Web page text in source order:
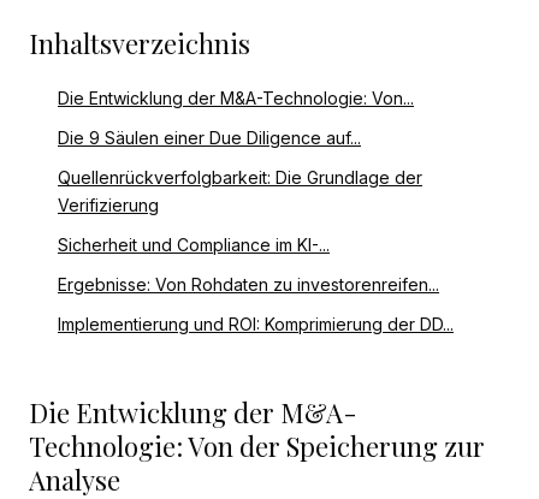
Inhaltsverzeichnis
Die Entwicklung der M&A-Technologie: Von...
Die 9 Säulen einer Due Diligence auf...
Quellenrückverfolgbarkeit: Die Grundlage der
Verifizierung
Sicherheit und Compliance im KI-...
Ergebnisse: Von Rohdaten zu investorenreifen...
Implementierung und ROI: Komprimierung der DD...
Die Entwicklung der M&A-
Technologie: Von der Speicherung zur
Analyse